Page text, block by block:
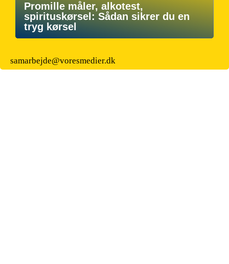
Promille måler, alkotest,
spirituskørsel: Sådan sikrer du en
tryg kørsel
samarbejde@voresmedier.dk